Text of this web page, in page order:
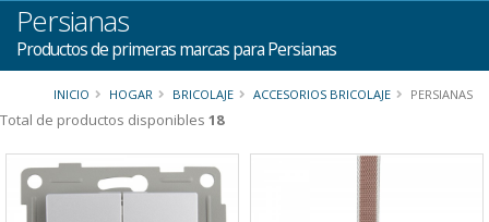
Persianas
Productos de primeras marcas para Persianas
INICIO HOGAR BRICOLAJE ACCESORIOS BRICOLAJE PERSIANAS
Total de productos disponibles 18